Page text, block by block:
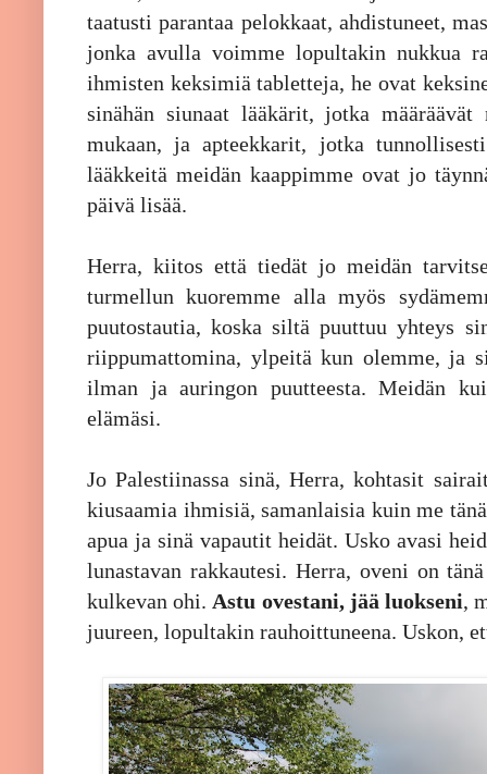
taatusti parantaa pelokkaat, ahdistuneet,
jonka avulla voimme lopultakin nukkua
ihmisten keksimiä tabletteja, he ovat
sinähän siunaat lääkärit, jotka
mukaan, ja apteekkarit, jotka
lääkkeitä meidän kaappimme ovat jo
päivä lisää.
Herra, kiitos että tiedät jo meidän
turmellun kuoremme alla myös
puutostautia, koska siltä puuttuu yhteys
riippumattomina, ylpeitä kun olemme, ja
ilman ja auringon puutteesta. Meidän
elämäsi.
Jo Palestiinassa sinä, Herra, kohtasit
kiusaamia ihmisiä, samanlaisia kuin me
apua ja sinä vapautit heidät. Usko avasi
lunastavan rakkautesi. Herra, oveni on
kulkevan ohi. Astu ovestani, jää luokseni,
juureen, lopultakin rauhoittuneena. Uskon,